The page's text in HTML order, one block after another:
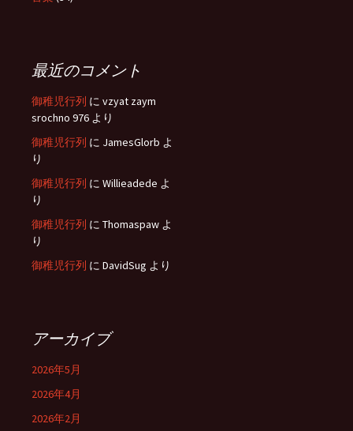
最近のコメント
御稚児行列 に vzyat zaym
srochno 976 より
御稚児行列 に JamesGlorb よ
り
御稚児行列 に Willieadede よ
り
御稚児行列 に Thomaspaw よ
り
御稚児行列 に DavidSug より
アーカイブ
2026年5月
2026年4月
2026年2月